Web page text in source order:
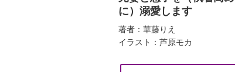
に）溺愛します
著者：華藤りえ
イラスト：芦原モカ